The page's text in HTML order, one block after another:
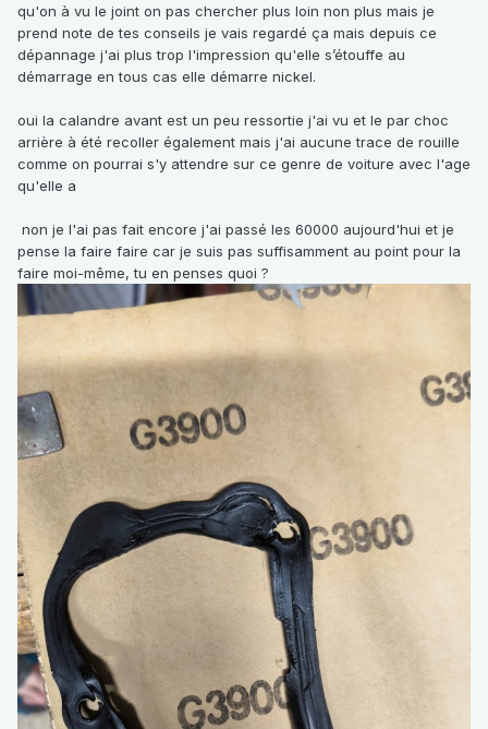
avant.
qu'on à vu le joint on pas chercher plus loin non plus mais je
prend note de tes conseils je vais regardé ça mais depuis ce
dépannage j'ai plus trop l'impression qu'elle s’étouffe au
démarrage en tous cas elle démarre nickel.
oui la calandre avant est un peu ressortie j'ai vu et le par choc
arrière à été recoller également mais j'ai aucune trace de rouille
comme on pourrai s'y attendre sur ce genre de voiture avec l'age
qu'elle a
non je l'ai pas fait encore j'ai passé les 60000 aujourd'hui et je
pense la faire faire car je suis pas suffisamment au point pour la
faire moi-même, tu en penses quoi ?